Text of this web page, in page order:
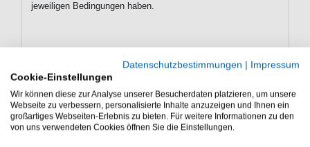
jeweiligen Bedingungen haben.
Spinner
zum Angeln auf alle Raubfische
schmales weidenblattförmiges Blättchen arbeitet
eng am Körper
Spinnerblatt sorgt für starke Vibrationen und
Datenschutzbestimmungen | Impressum
Cookie-Einstellungen
Wir können diese zur Analyse unserer Besucherdaten platzieren, um unsere
Webseite zu verbessern, personalisierte Inhalte anzuzeigen und Ihnen ein
großartiges Webseiten-Erlebnis zu bieten. Für weitere Informationen zu den
von uns verwendeten Cookies öffnen Sie die Einstellungen.